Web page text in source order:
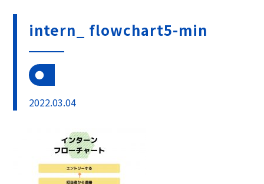
intern_ flowchart5-min
2022.03.04